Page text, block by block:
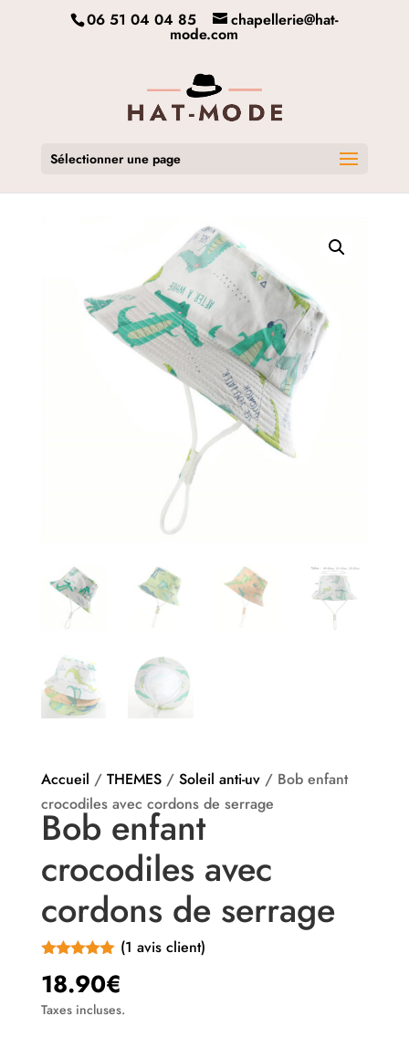
06 51 04 04 85 chapellerie@hat-
mode.com
Sélectionner une page
Accueil / THEMES/ Soleil anti-uv/ Bob enfant
crocodiles avec cordons de serrage
Bob enfant
crocodiles avec
cordons de serrage
sur 5
basé sur
notation client
(1 avis client)
18.90€
Taxes incluses.